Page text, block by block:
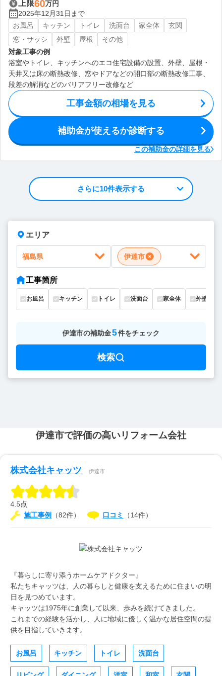
上限60万円
2025年12月31日まで
お風呂
キッチン トイレ 洗面台 家全体
玄関
窓・サッシ
外壁 屋根
その他
対象工事の例
浴室やトイレ、キッチンへのエコ住宅設備の設置、外壁、屋根・
天井又は床の断熱改修、窓やドアなどの開口部の断熱改修工事、
段差の解消などのバリアフリー改修など
工事金額の相場を見る
補助金が使えるか診断する
この補助金の詳細を見る
さらに10件表示する
エリア
福島県 伊達市
工事箇所
お風呂 キッチン トイレ 洗面台 家全体 外壁
伊達市の補助金5件をチェック
検索
伊達市で評価の高いリフォーム会社
株式会社キャッツ 伊達市
4.5点
施工事例
（82件） 口コミ （14件）
『暮らしに寄り添うホームケアドクター』
私たちキャッツは、人の暮らしと健康を支えるために住まいの明
日を見つめています。
キャッツは1975年に創業して以来、歩みを続けてきました。
これまでの経験を活かし、人に地域に優しく温かな居住空間の提
供を目指していきます。
お風呂 キッチン トイレ 洗面台